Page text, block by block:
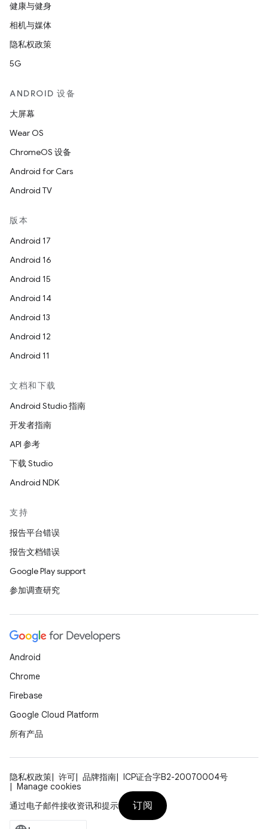
健康与健身
相机与媒体
隐私权政策
5G
ANDROID 设备
大屏幕
Wear OS
ChromeOS 设备
Android for Cars
Android TV
版本
Android 17
Android 16
Android 15
Android 14
Android 13
Android 12
Android 11
文档和下载
Android Studio 指南
开发者指南
API 参考
下载 Studio
Android NDK
支持
报告平台错误
报告文档错误
Google Play support
参加调查研究
Android
Chrome
Firebase
Google Cloud Platform
所有产品
隐私权政策 许可 品牌指南
ICP证合字B2-20070004号
Manage cookies
通过电子邮件接收资讯和提示
订阅